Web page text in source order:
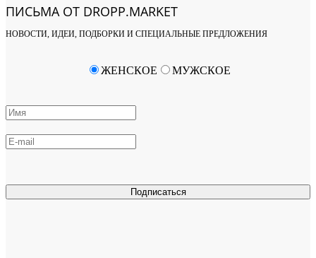
ПИСЬМА ОТ DROPP.MARKET
НОВОСТИ, ИДЕИ, ПОДБОРКИ И СПЕЦИАЛЬНЫЕ ПРЕДЛОЖЕНИЯ
Подписаться
ЖЕНСКОЕ МУЖСКОЕ